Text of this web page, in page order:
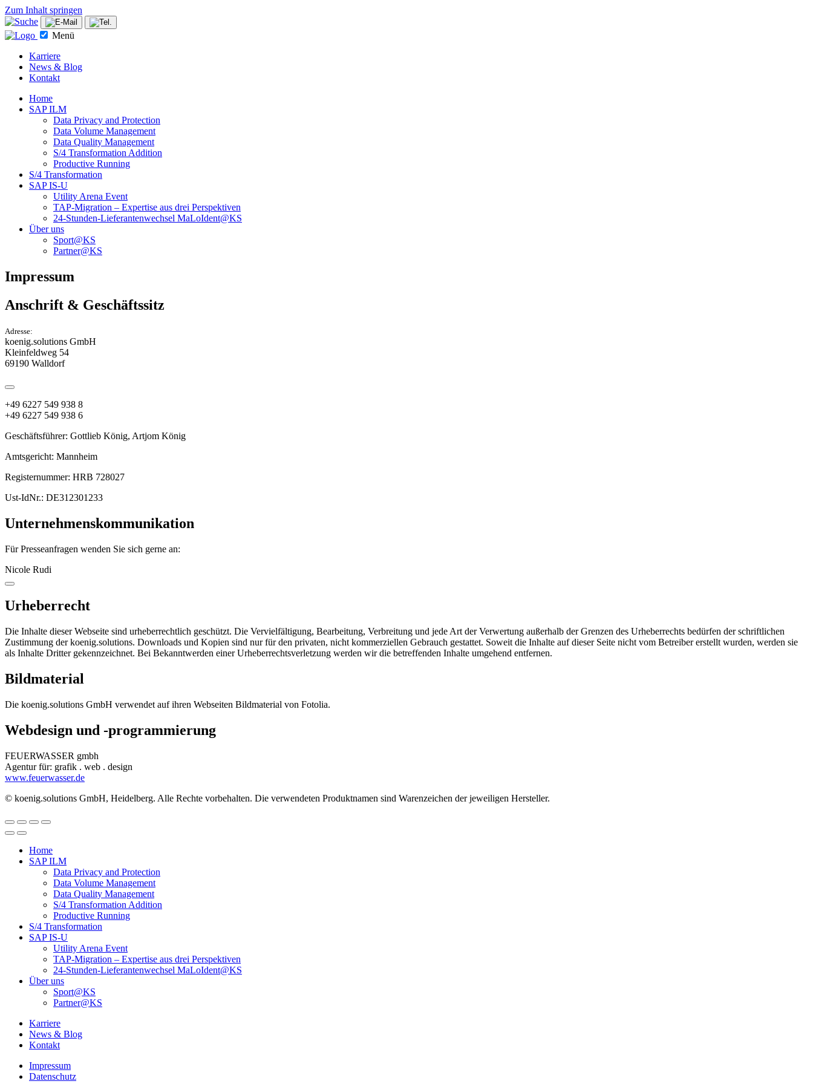
Zum Inhalt springen
Menü
Karriere
News & Blog
Kontakt
Home
SAP ILM
Data Privacy and Protection
Data Volume Management
Data Quality Management
S/4 Transformation Addition
Productive Running
S/4 Transformation
SAP IS-U
Utility Arena Event
TAP-Migration – Expertise aus drei Perspektiven
24-Stunden-Lieferanten­wechsel MaLoIdent@KS
Über uns
Sport@KS
Partner@KS
Impressum
Anschrift & Geschäftssitz
Adresse:
koenig.solutions GmbH
Kleinfeldweg 54
69190 Walldorf
+49 6227 549 938 8
+49 6227 549 938 6
Geschäftsführer: Gottlieb König, Artjom König
Amtsgericht: Mannheim
Registernummer: HRB 728027
Ust-IdNr.: DE312301233
Unternehmenskommunikation
Für Presseanfragen wenden Sie sich gerne an:
Nicole Rudi
Urheberrecht
Die Inhalte dieser Webseite sind urheberrechtlich geschützt. Die Vervielfältigung, Bearbeitung, Verbreitung und jede Art der Verwertung außerhalb der Grenzen des Urheberrechts bedürfen der schriftlichen
Zustimmung der koenig.solutions. Downloads und Kopien sind nur für den privaten, nicht kommerziellen Gebrauch gestattet. Soweit die Inhalte auf dieser Seite nicht vom Betreiber erstellt wurden, werden sie
als Inhalte Dritter gekennzeichnet. Bei Bekanntwerden einer Urheberrechtsverletzung werden wir die betreffenden Inhalte umgehend entfernen.
Bildmaterial
Die koenig.solutions GmbH verwendet auf ihren Webseiten Bildmaterial von Fotolia.
Webdesign und -programmierung
FEUERWASSER gmbh
Agentur für: grafik . web . design
www.feuerwasser.de
© koenig.solutions GmbH, Heidelberg. Alle Rechte vorbehalten. Die verwendeten Produktnamen sind Warenzeichen der jeweiligen Hersteller.
Home
SAP ILM
Data Privacy and Protection
Data Volume Management
Data Quality Management
S/4 Transformation Addition
Productive Running
S/4 Transformation
SAP IS-U
Utility Arena Event
TAP-Migration – Expertise aus drei Perspektiven
24-Stunden-Lieferanten­wechsel MaLoIdent@KS
Über uns
Sport@KS
Partner@KS
Karriere
News & Blog
Kontakt
Impressum
Datenschutz